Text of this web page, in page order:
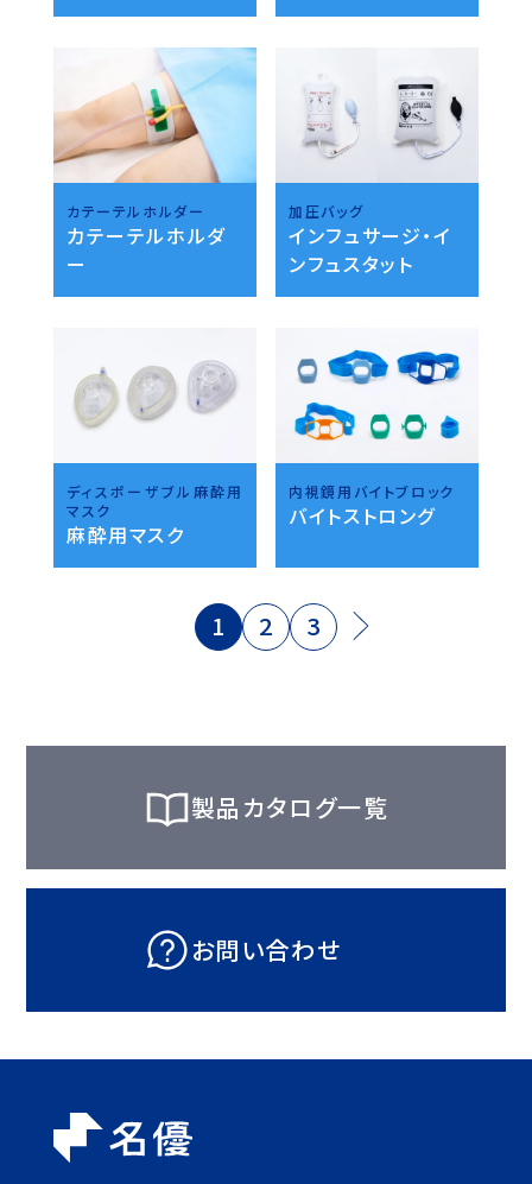
カテーテルホルダー
カテーテルホルダ
ー
加圧バッグ
インフュサージ・イ
ンフュスタット
ディスポーザブル麻酔用
マスク
麻酔用マスク
内視鏡用バイトブロック
バイトストロング
1 2 3
製品カタログ一覧
お問い合わせ